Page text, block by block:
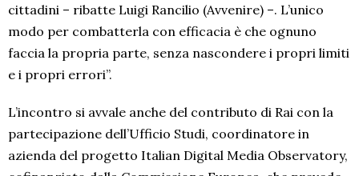
cittadini – ribatte Luigi Rancilio (Avvenire) –. L’unico
modo per combatterla con efficacia è che ognuno
faccia la propria parte, senza nascondere i propri limiti
e i propri errori”.
L’incontro si avvale anche del contributo di Rai con la
partecipazione dell’Ufficio Studi, coordinatore in
azienda del progetto Italian Digital Media Observatory,